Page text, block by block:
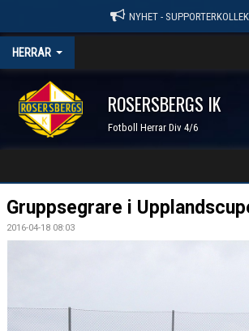
NYHET -
HERRAR
ROSERSBERGS IK
Fotboll Herrar Div 4/6
HEM
NYHETER
Gruppsegrare i
2016-04-18 08:03